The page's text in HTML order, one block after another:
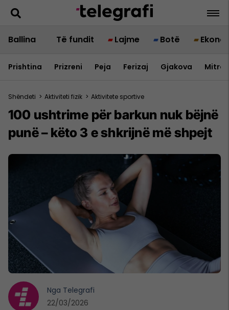
Ballina Të fundit Lajme Botë
Prishtina Prizreni Peja Ferizaj Gjakova
Shëndeti > Aktiviteti fizik > Aktivitete sportive
100 ushtrime për barkun nuk bëjnë
punë – këto 3 e shkrijnë më shpejt
Nga Telegrafi
22/03/2026